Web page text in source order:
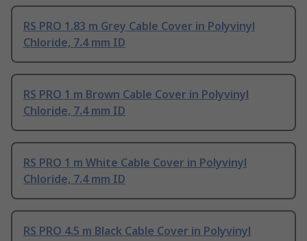
RS PRO 1.83 m Grey Cable Cover in Polyvinyl
Chloride, 7.4 mm ID
RS PRO 1 m Brown Cable Cover in Polyvinyl
Chloride, 7.4 mm ID
RS PRO 1 m White Cable Cover in Polyvinyl
Chloride, 7.4 mm ID
RS PRO 4.5 m Black Cable Cover in Polyvinyl